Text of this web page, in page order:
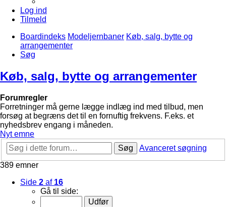
Log ind
Tilmeld
Boardindeks Modeljernbaner Køb, salg, bytte og
arrangementer
Søg
Køb, salg, bytte og arrangementer
Forumregler
Forretninger må gerne lægge indlæg ind med tilbud, men
forsøg at begræns det til en fornuftig frekvens. F.eks. et
nyhedsbrev engang i måneden.
Nyt emne
Søg
Avanceret søgning
389 emner
Side 2 af 16
Gå til side: